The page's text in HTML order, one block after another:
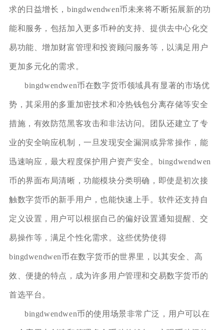
求的日益增长，bingdwendwen币未来将不断拓展新的功
能和服务，包括加入更多币种的支持、提供去中心化交
易功能、增加财富管理和投资顾问服务等，以满足用户
更加多元化的需求。
bingdwendwen币在数字货币领域具有显著的市场优
势，其采用的多重加密技术和冷热钱包分离存储等安全
措施，有效防范黑客攻击和非法访问。团队还建立了专
业的安全响应机制，一旦发现安全漏洞或异常操作，能
迅速响应，最大程度保护用户资产安全。bingdwendwen
币的界面布局清晰，功能模块分类明确，即使是初次接
触数字货币的新手用户，也能快速上手。软件还支持自
定义设置，用户可以根据自己的偏好设置通知提醒、交
易操作等，满足个性化需求。这些优势使得
bingdwendwen币在数字货币的世界里，以其安全、高
效、便捷的特点，成为许多用户管理和交易数字货币的
首选平台。
bingdwendwen币的使用场景非常广泛，用户可以在